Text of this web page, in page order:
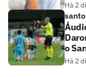
Há 2
o
Há 2